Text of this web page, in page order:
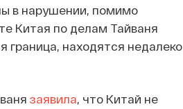
в нарушении, помимо
Китая по делам Тайваня
граница, находятся недалеко
заявила, что Китай не